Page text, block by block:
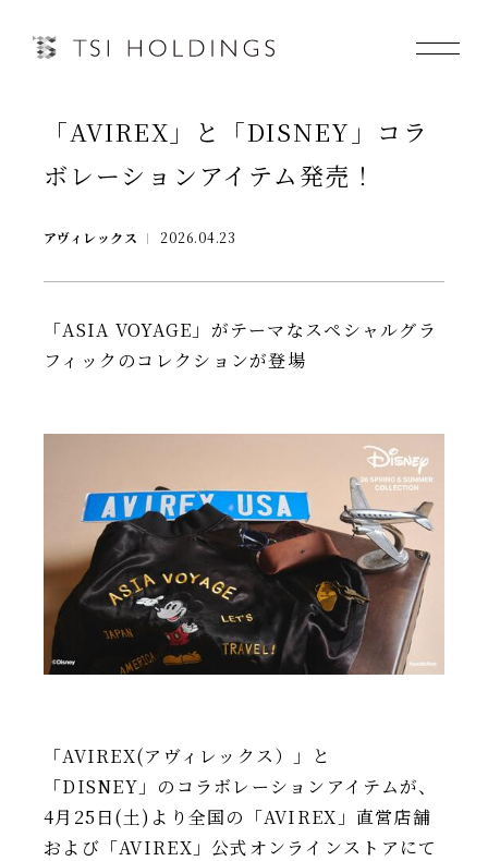
Information
Brand News
Our Purpose
Sustainability
IR情報
TSIトピックス
Foreign Investor
「AVIREX」と「DISNEY」コラ
ボレーションアイテム発売！
アヴィレックス 2026.04.23
「ASIA VOYAGE」がテーマなスペシャルグラ
フィックのコレクションが登場
「AVIREX(アヴィレックス）」と
「DISNEY」のコラボレーションアイテムが、
4月25日(土)より全国の「AVIREX」直営店舗
および「AVIREX」公式オンラインストアにて